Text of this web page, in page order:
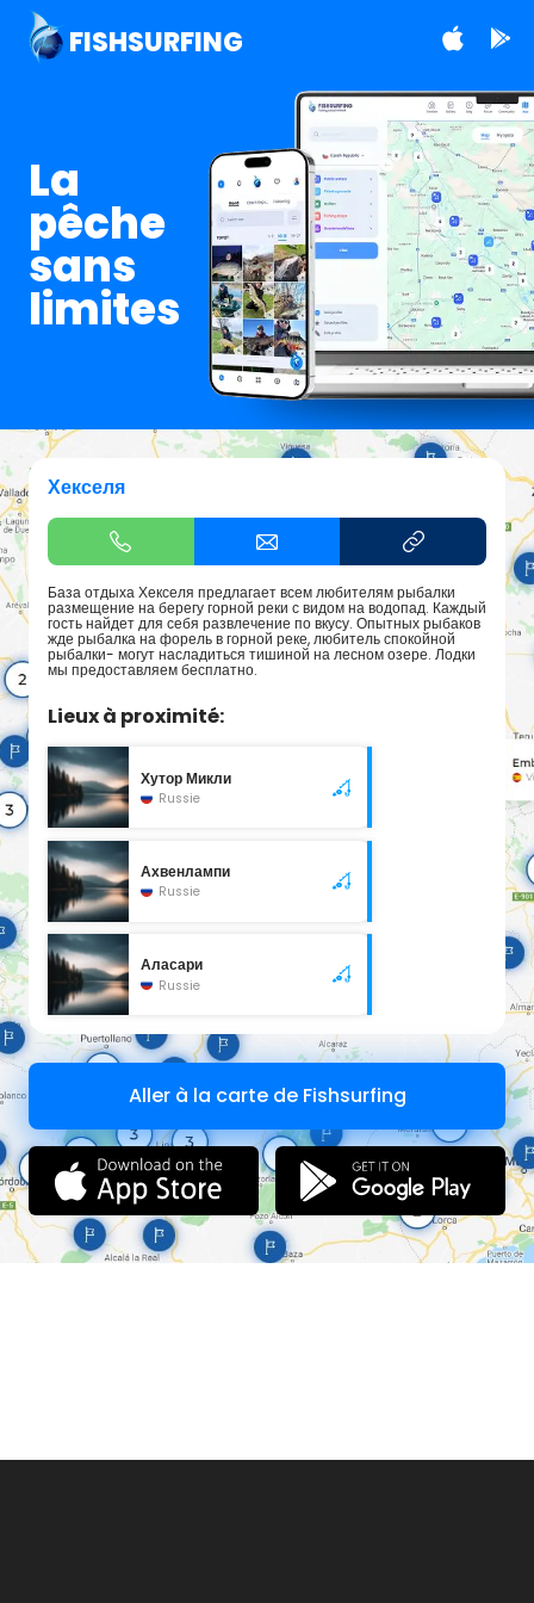
FISHSURFING
La
pêche
sans
limites
Хекселя
База отдыха Хекселя предлагает всем любителям рыбалки
размещение на берегу горной реки с видом на водопад. Каждый
гость найдет для себя развлечение по вкусу. Опытных рыбаков
жде рыбалка на форель в горной реке, любитель спокойной
рыбалки- могут насладиться тишиной на лесном озере. Лодки
мы предоставляем бесплатно.
Lieux à proximité:
Хутор Микли
Russie
Ахвенлампи
Russie
Аласари
Russie
Aller à la carte de Fishsurfing